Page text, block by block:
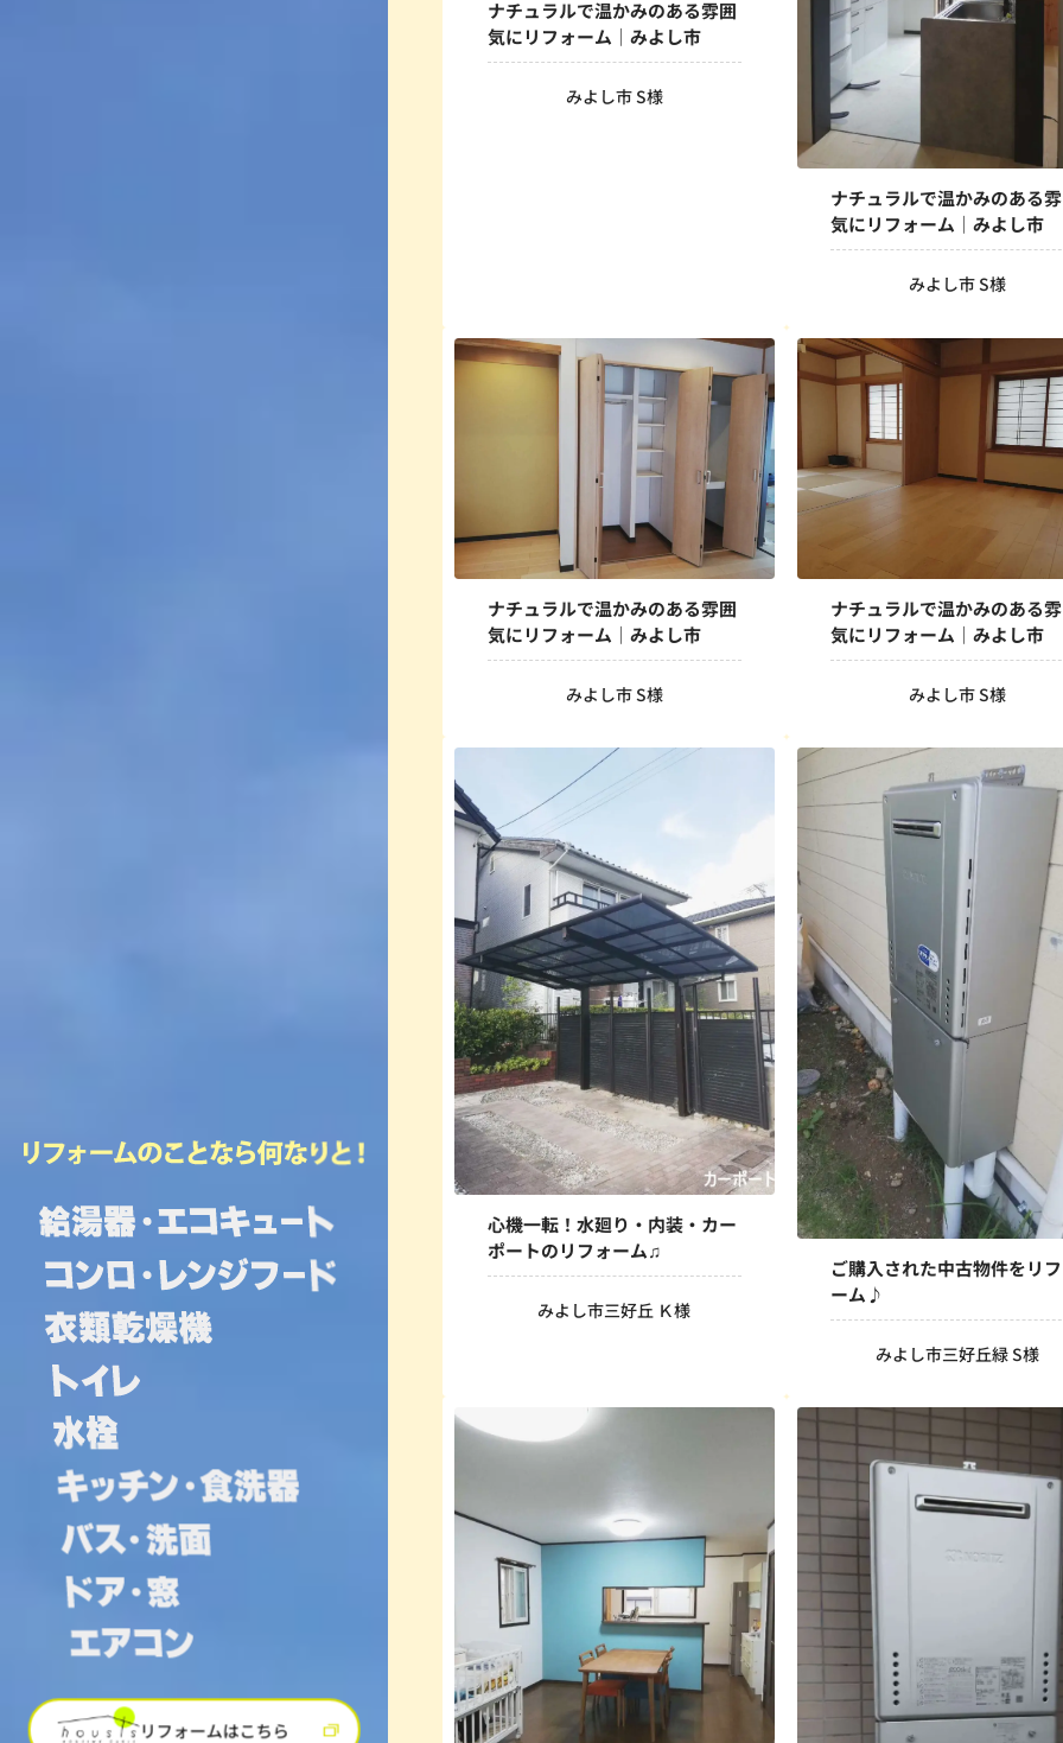
リフォームはこちら
ナチュラルで温かみのある雰囲
気にリフォーム｜みよし市
みよし市 S様
ナチュラルで温かみのある
気にリフォーム｜みよし市
みよし市 S様
ナチュラルで温かみのある雰囲
気にリフォーム｜みよし市
みよし市 S様
ナチュラルで温かみのある
気にリフォーム｜みよし市
みよし市 S様
心機一転！水廻り・内装・カー
ポートのリフォーム♫
みよし市三好丘 Ｋ様
ご購入された中古物件をリ
ーム♪
みよし市三好丘緑 S様